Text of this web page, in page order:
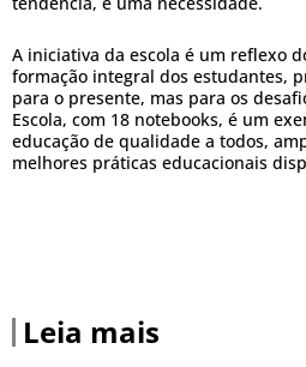
A iniciativa da escola é um reflexo
formação integral dos estudantes,
para o presente, mas para os
Escola, com 18 notebooks, é um
educação de qualidade a todos,
melhores práticas educacionais
Leia mais